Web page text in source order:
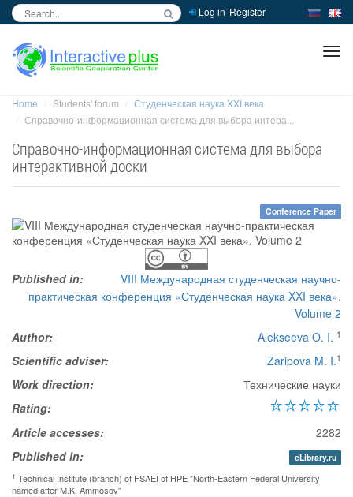
Log in Register
Home Students' forum
Студенческая наука XXI века
Справочно-информационная система для выбора интера...
Справочно-информационная система для выбора
интерактивной доски
Conference Paper
Published in:
VIII Международная студенческая научно-
практическая конференция «Студенческая наука XXI века».
Volume 2
Author:
Alekseeva O. I. 1
Scientific adviser: Zaripova M. I.1
Work direction:
Технические науки
Rating:
Article accesses:
2282
Published in:
eLibrary.ru
1 Technical Institute (branch) of FSAEI of HPE "North-Eastern Federal University
named after M.K. Ammosov"